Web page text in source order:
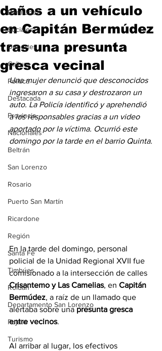
Bermúdez
Sociales
Deportes
Cultura
Política
Destacada
Provincia
Nacionales
Beltrán
San Lorenzo
Rosario
Puerto San Martín
Ricardone
Región
Santa Fe
Timbúes
Roldán
Departamento San Lorenzo
Pujato
Turismo
daños a un vehículo
en Capitán Bermúdez
tras una presunta
gresca vecinal
Una mujer denunció que desconocidos
ingresaron a su casa y destrozaron un
auto. La Policía identificó y aprehendió
a los responsables gracias a un video
aportado por la víctima. Ocurrió este
domingo por la tarde en el barrio Quinta.
En la tarde del domingo, personal
policial de la Unidad Regional XVII fue
comisionado a la intersección de calles
Crisantemo y Las Camelias, en Capitán
Bermúdez, a raíz de un llamado que
alertaba sobre una presunta gresca
entre vecinos.
Al arribar al lugar, los efectivos